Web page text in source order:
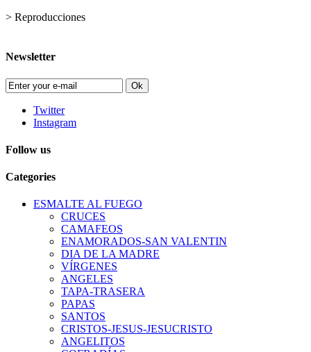
> Reproducciones
Newsletter
Ok
Twitter
Instagram
Follow us
Categories
ESMALTE AL FUEGO
CRUCES
CAMAFEOS
ENAMORADOS-SAN VALENTIN
DIA DE LA MADRE
VÍRGENES
ANGELES
TAPA-TRASERA
PAPAS
SANTOS
CRISTOS-JESUS-JESUCRISTO
ANGELITOS